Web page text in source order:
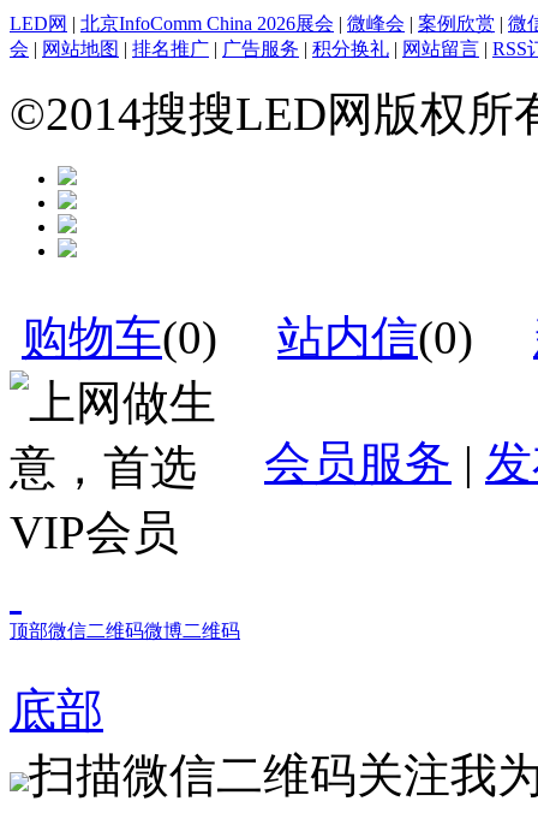
LED网 北京InfoComm China 2026展会 微峰会 案例欣赏
微
会
网站地图 排名推广 广告服务 积分换礼 网站留言 RSS
©2014搜搜LED网版权
购物车(0) 站内信(0)
会员服务 |
顶部微信二维码微博二维码
底部
扫描微信二维码关注我